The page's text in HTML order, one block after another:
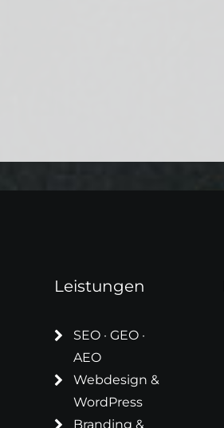
Leistungen
SEO · GEO ·
AEO
Webdesign &
WordPress
Branding &